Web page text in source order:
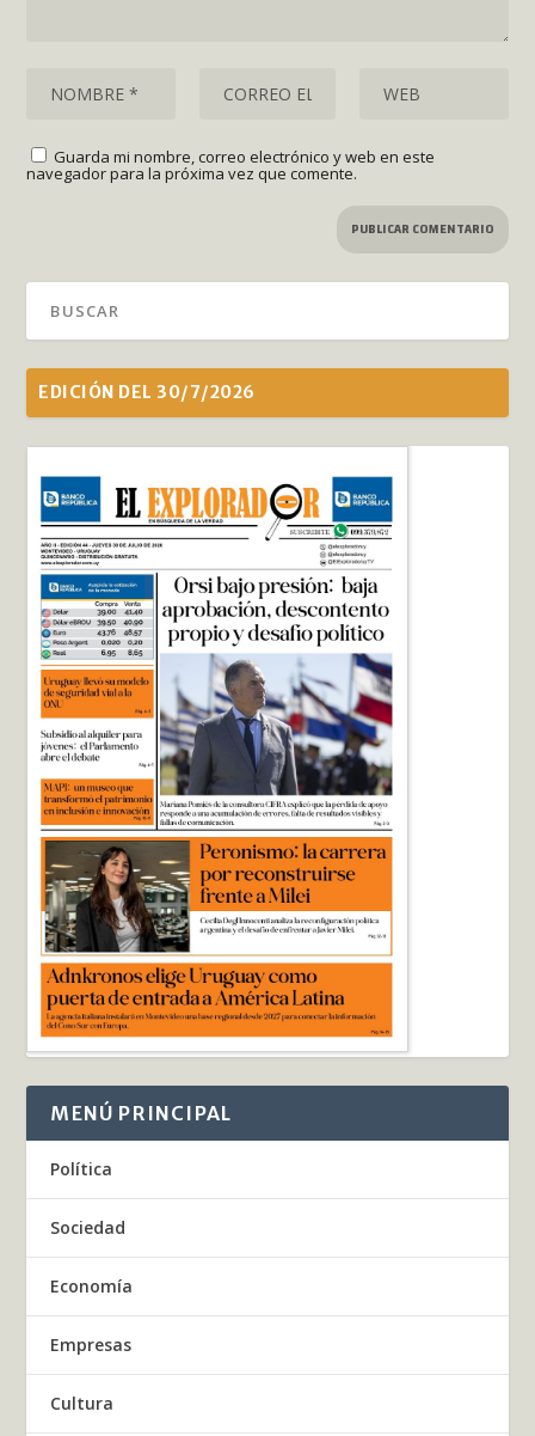
Guarda mi nombre, correo electrónico y web en este
navegador para la próxima vez que comente.
EDICIÓN DEL 30/7/2026
MENÚ PRINCIPAL
Política
Sociedad
Economía
Empresas
Cultura